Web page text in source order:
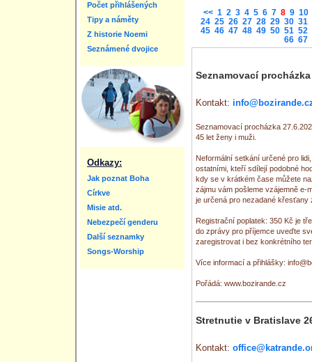
Počet přihlášených
Tipy a náměty
Z historie Noemi
Seznámené dvojice
Odkazy:
Jak poznat Boha
Církve
Misie atd.
Nebezpečí genderu
Další seznamky
Songs-Worship
<< 1 2 3 4 5 6 7 8 9 10
24 25 26 27 28 29 30 31
45 46 47 48 49 50 51 52
66 67
Seznamovací procházka
Kontakt:
Seznamovací procházka
45 let ženy i muži.
Neformální setkání určené pro
ostatními, kteří sdílejí podobné
kdy se v krátkém čase můžete
zájmu vám pošleme vzájemně e-
je určená pro nezadané
Registrační poplatek: 350 Kč je
do zprávy pro příjemce uveďte
zaregistrovat i bez konkrétního
Více informací a přihlášky:
Pořádá: www.bozirande.cz
Stretnutie v Bratislave
Kontakt: